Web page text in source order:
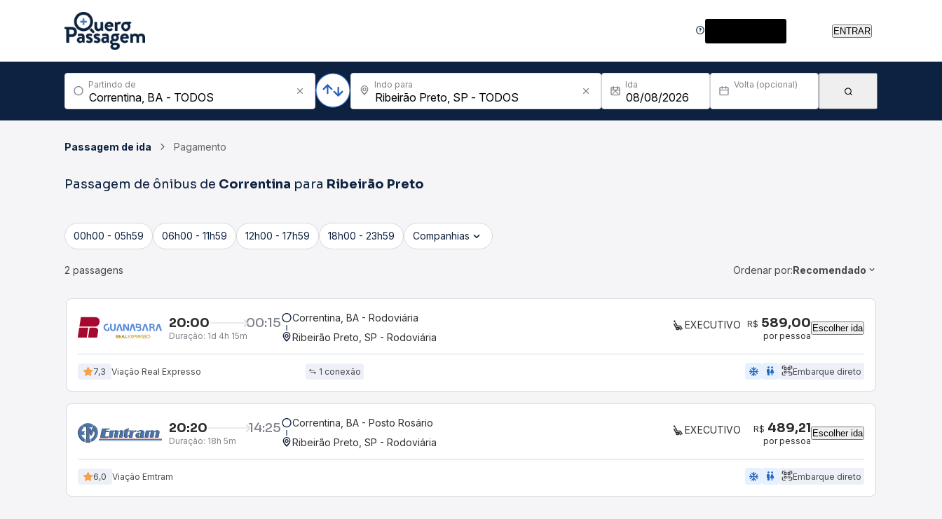
ENTRAR
Partindo de Indo para Ida Volta (opcional)
Passagem de ida Pagamento
Passagem de ônibus de Correntina para Ribeirão Preto
00h00 - 05h59 06h00 - 11h59 12h00 - 17h59 18h00 - 23h59 Companhias
2 passagens Ordenar por:Recomendado
20:00 00:15
Duração: 1d 4h 15m
Correntina, BA - Rodoviária
Ribeirão Preto, SP - Rodoviária
EXECUTIVO R$ 589,00
por pessoa
Escolher ida
7,3 Viação Real Expresso 1 conexão ac_unit wc Embarque direto
20:20 14:25
Duração: 18h 5m
Correntina, BA - Posto Rosário
Ribeirão Preto, SP - Rodoviária
EXECUTIVO R$ 489,21
por pessoa
Escolher ida
6,0 Viação Emtram ac_unit wc Embarque direto